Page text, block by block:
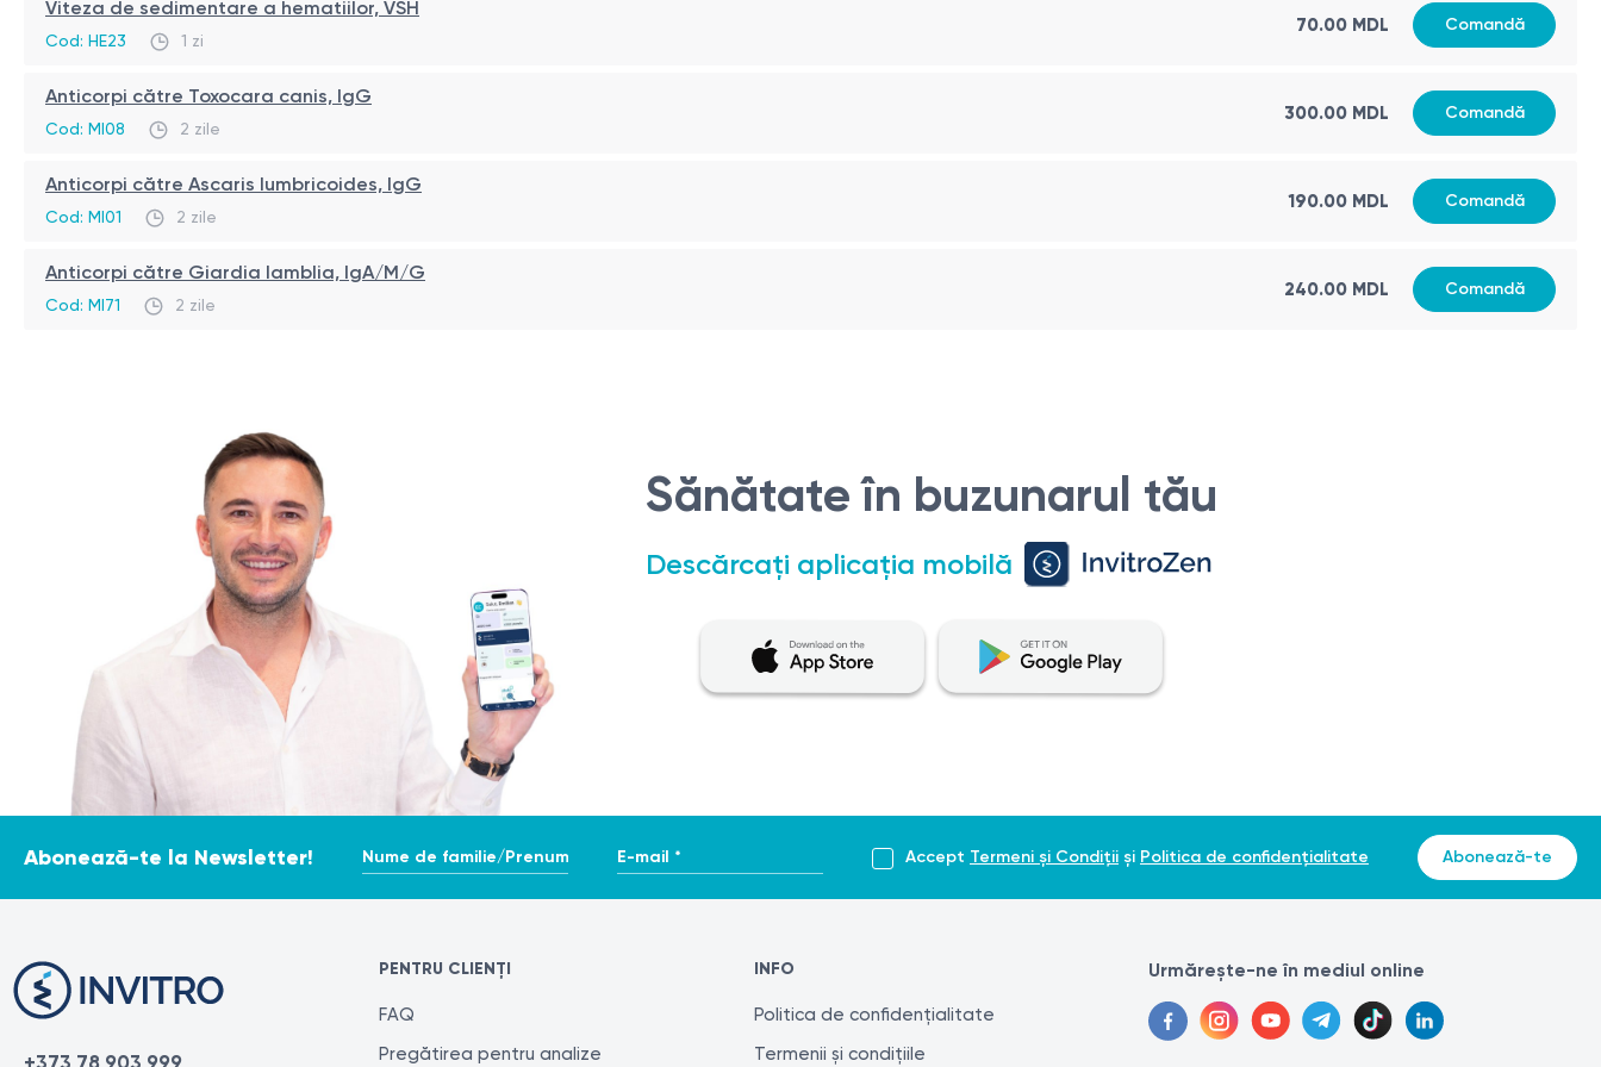
evaluarea suplimentară a virulenței tulpinilor
Se recoltează sânge venos în condiții standard de laborator.
Metodă de investigare
Test imunoenzimatic (ELISA).
Viteza de sedimentare a hematiilor, VSH
Cod: HE23 1 zi
70.00 MDL Comandă
Anticorpi către Toxocara canis, IgG
Cod: MI08 2 zile
300.00 MDL Comandă
Anticorpi către Ascaris lumbricoides, IgG
Cod: MI01 2 zile
190.00 MDL Comandă
Anticorpi către Giardia lamblia, IgA/M/G
Cod: MI71 2 zile
240.00 MDL Comandă
Sănătate în buzunarul tău
Descărcați aplicația mobilă
Abonează-te la Newsletter! Nume de familie/Prenume * E-mail * Accept Termeni și Condiții și Politica de confidențialitate Abonează-te
PENTRU CLIENȚI
FAQ
Pregătirea pentru analize
INFO
Politica de confidențialitate
Termenii și condițiile
Urmărește-ne în mediul online